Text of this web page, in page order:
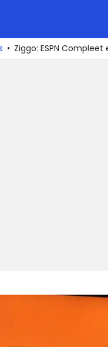
Ziggo: ESPN